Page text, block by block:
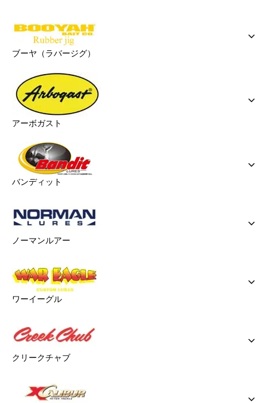
ブーヤ（ラバージグ）
アーボガスト
バンディット
ノーマンルアー
ワーイーグル
クリークチャブ